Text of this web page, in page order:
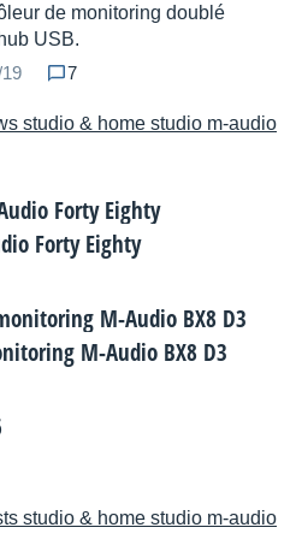
de monitoring doublé
USB.
7
studio & home studio m-audio
Forty Eighty
M-Audio BX8 D3
studio & home studio m-audio